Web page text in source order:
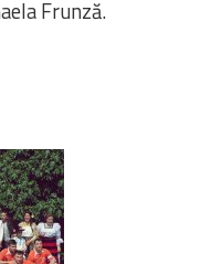
Frunză.